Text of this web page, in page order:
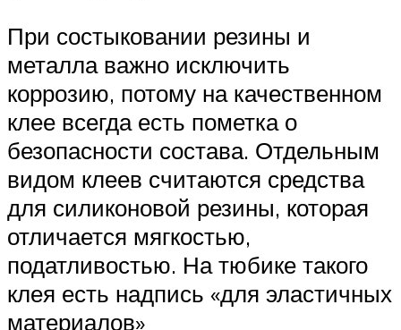
При состыковании резины и
металла важно исключить
коррозию, потому на качественном
клее всегда есть пометка о
безопасности состава. Отдельным
видом клеев считаются средства
для силиконовой резины, которая
отличается мягкостью,
податливостью. На тюбике такого
клея есть надпись «для эластичных
материалов»